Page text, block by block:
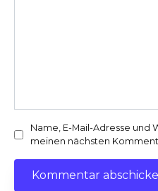
Name, E-Mail-Adresse und
meinen nächsten